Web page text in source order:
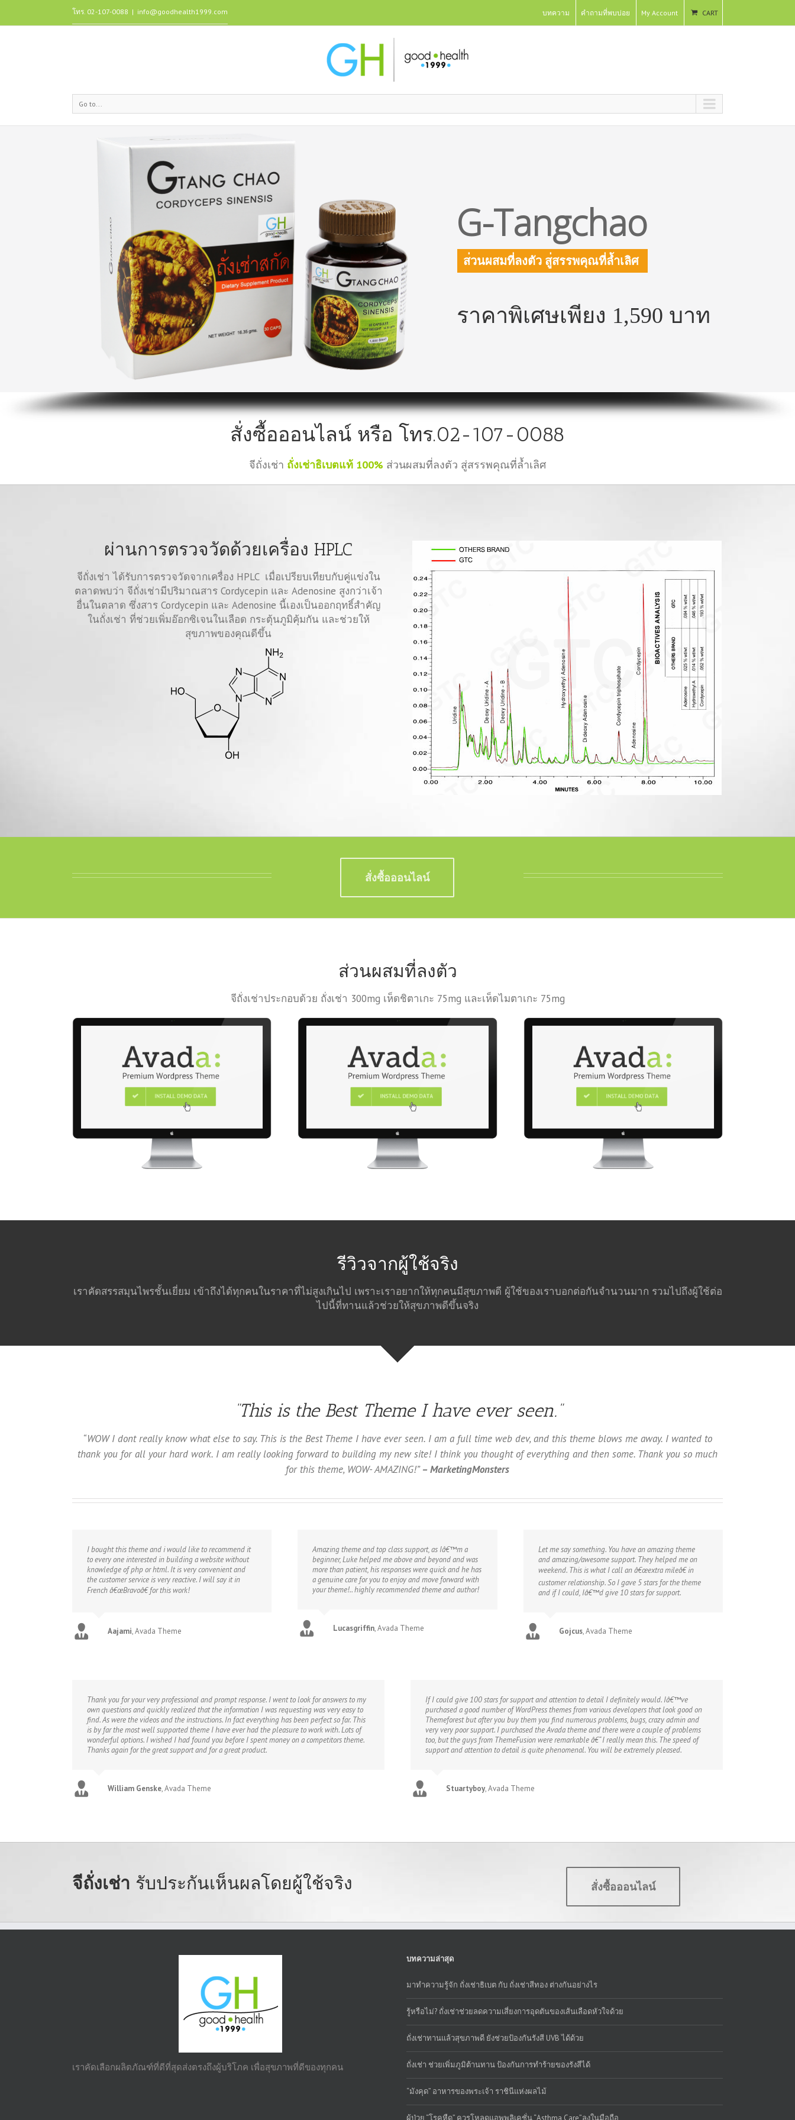
โทร. 02-107-0088 | info@goodhealth1999.com บทความ คำถามที่พบบ่อย My Account CART
Go to...
G-Tangchao
สวนผสมทลงตว สสรรพคณทลำเลศ
ราคาพิเศษเพียง 1,590 บาท
สั่งซื้อออนไลน์ หรือ โทร.02-107-0088
จีถั่งเช่า ถั่งเช่าธิเบตแท้ 100% ส่วนผสมที่ลงตัว สู่สรรพคุณที่ล้ำเลิศ
ผ่านการตรวจวัดด้วยเครื่อง HPLC
จีถั่งเช่า ได้รับการตรวจวัดจากเครื่อง HPLC เมื่อเปรียบเทียบกับคู่แข่งใน
ตลาดพบว่า จีถั่งเช่ามีปริมาณสาร Cordycepin และ Adenosine สูงกว่าเจ้า
อื่นในตลาด ซึ่งสาร Cordycepin และ Adenosine นี้เองเป็นออกฤทธิ์สำคัญ
ในถั่งเช่า ที่ช่วยเพิ่มอ๊อกซิเจนในเลือด กระตุ้นภูมิคุ้มกัน และช่วยให้
สุขภาพของคุณดีขึ้น
สั่งซื้อออนไลน์
ส่วนผสมที่ลงตัว
จีถั่งเช่าประกอบด้วย ถั่งเช่า 300mg เห็ดชิตาเกะ 75mg และเห็ดไมตาเกะ 75mg
รีวิวจากผู้ใช้จริง
เราคัดสรรสมุนไพรชั้นเยี่ยม เข้าถึงได้ทุกคนในราคาที่ไม่สูงเกินไป เพราะเราอยากให้ทุกคนมีสุขภาพดี ผู้ใช้ของเราบอกต่อกันจำนวนมาก รวมไปถึงผู้ใช้ต่อ
ไปนี้ที่ทานแล้วช่วยให้สุขภาพดีขึ้นจริง
“This is the Best Theme I have ever seen.”
“WOW I dont really know what else to say. This is the Best Theme I have ever seen. I am a full time web dev, and this theme blows me away. I wanted to
thank you for all your hard work. I am really looking forward to building my new site! I think you thought of everything and then some. Thank you so much
for this theme, WOW- AMAZING!”– MarketingMonsters
I bought this theme and i would like to recommend it
to every one interested in building a website without
knowledge of php or html. It is very convenient and
the customer service is very reactive. I will say it in
French â€œBravoâ€ for this work!
Aajami,Avada Theme
Amazing theme and top class support, as Iâ€™m a
beginner, Luke helped me above and beyond and was
more than patient, his responses were quick and he has
a genuine care for you to enjoy and move forward with
your theme!.. highly recommended theme and author!
Lucasgriffin,Avada Theme
Let me say something. You have an amazing theme
and amazing/awesome support. They helped me on
weekend. This is what I call an â€œextra mileâ€ in
customer relationship. So I gave 5 stars for the theme
and if I could, Iâ€™d give 10 stars for support.
Gojcus,Avada Theme
Thank you for your very professional and prompt response. I went to look for answers to my
own questions and quickly realized that the information I was requesting was very easy to
find. As were the videos and the instructions. In fact everything has been perfect so far. This
is by far the most well supported theme I have ever had the pleasure to work with. Lots of
wonderful options. I wished I had found you before I spent money on a competitors theme.
Thanks again for the great support and for a great product.
William Genske,Avada Theme
If I could give 100 stars for support and attention to detail I definitely would. Iâ€™ve
purchased a good number of WordPress themes from various developers that look good on
Themeforest but after you buy them you find numerous problems, bugs, crazy admin and
very very poor support. I purchased the Avada theme and there were a couple of problems
too, but the guys from ThemeFusion were remarkable â€“ I really mean this. The speed of
support and attention to detail is quite phenomenal. You will be extremely pleased.
Stuartyboy,Avada Theme
จีถั่งเช่า รับประกันเห็นผลโดยผู้ใช้จริง สั่งซื้อออนไลน์
เราคัดเลือกผลิตภัณฑ์ที่ดีที่สุดส่งตรงถึงผู้บริโภค เพื่อสุขภาพที่ดีของทุกคน
บทความล่าสุด
มาทำความรู้จัก ถั่งเช่าธิเบต กับ ถั่งเช่าสีทอง ต่างกันอย่างไร
รู้หรือไม่? ถั่งเช่าช่วยลดความเสี่ยงการอุดตันของเส้นเลือดหัวใจด้วย
ถั่งเช่าทานแล้วสุขภาพดี ยังช่วยป้องกันรังสี UVB ได้ด้วย
ถั่งเช่า ช่วยเพิ่มภูมิต้านทาน ป้องกันการทำร้ายของรังสีได้
“มังคุด” อาหารของพระเจ้า ราชินีแห่งผลไม้
ผู้ป่วย “โรคหืด” ควรโหลดแอพพลิเคชั่น “Asthma Care”ลงในมือถือ